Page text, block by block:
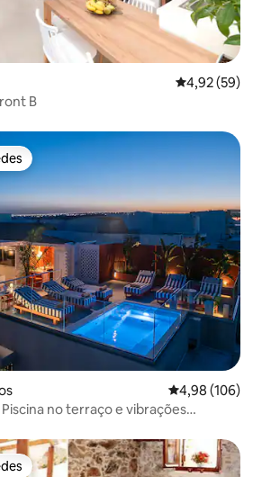
Classificação
4,92 (59)
B
Classificação
4,98 (106)
no terraço e vibrações